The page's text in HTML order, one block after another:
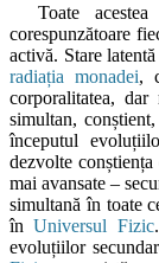
Toate
corespunzătoare
activă. Stare
radiația monadei,
corporalitatea,
simultan,
începutul
dezvolte conștiența
mai avansate –
simultană în toate
înUniversul Fizic
evoluțiilor